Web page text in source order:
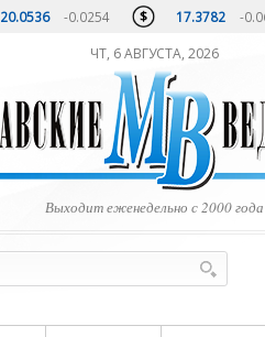
20.0536 -0.0254 17.3782 -
ЧТ, 6 АВГУСТА, 2026
Выходит еженедельно с 2000 года